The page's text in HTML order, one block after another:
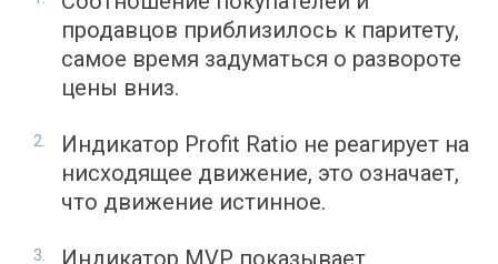
продавцов приблизилось к паритету,
самое время задуматься о развороте
цены вниз.
Индикатор Profit Ratio не реагирует на
нисходящее движение, это означает,
что движение истинное.